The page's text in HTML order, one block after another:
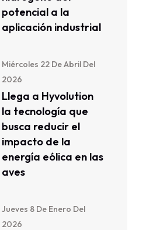
potencial a la
aplicación industrial
Miércoles 22 De Abril Del
2026
Llega a Hyvolution
la tecnología que
busca reducir el
impacto de la
energía eólica en las
aves
Jueves 8 De Enero Del
2026